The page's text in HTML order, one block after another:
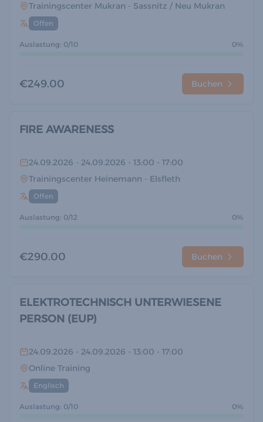
Trainingscenter Mukran - Sassnitz / Neu Mukran
Offen
Auslastung: 0/10 0%
€249.00 Buchen
FIRE AWARENESS
24.09.2026 - 24.09.2026 - 13:00 - 17:00
Trainingscenter Heinemann - Elsfleth
Offen
Auslastung: 0/12 0%
€290.00 Buchen
ELEKTROTECHNISCH UNTERWIESENE
PERSON (EUP)
24.09.2026 - 24.09.2026 - 13:00 - 17:00
Online Training
Englisch
Auslastung: 0/10 0%